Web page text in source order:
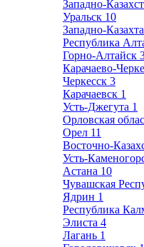
Западно-
Уральск 10
Западно-
Республика
Горно-Алтайск
Карачаево-
Черкесск 3
Карачаевск 1
Усть-Джегута 1
Орловская
Орел 11
Восточно-
Усть-
Астана 10
Чувашская
Ядрин 1
Республика
Элиста 4
Лагань 1